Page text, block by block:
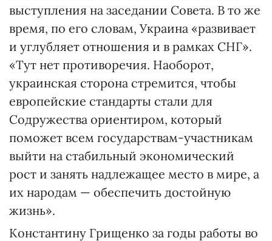
выступления на заседании Совета. В то же
время, по его словам, Украина «развивает
и углубляет отношения и в рамках СНГ».
«Тут нет противоречия. Наоборот,
украинская сторона стремится, чтобы
европейские стандарты стали для
Содружества ориентиром, который
поможет всем государствам-участникам
выйти на стабильный экономический
рост и занять надлежащее место в мире, а
их народам — обеспечить достойную
жизнь».
Константину Грищенко за годы работы во